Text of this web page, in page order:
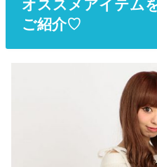
オススメアイテム
ご紹介♡